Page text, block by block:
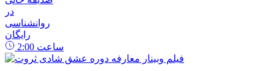
در
روانشناسی
رایگان
2:00 ساعت